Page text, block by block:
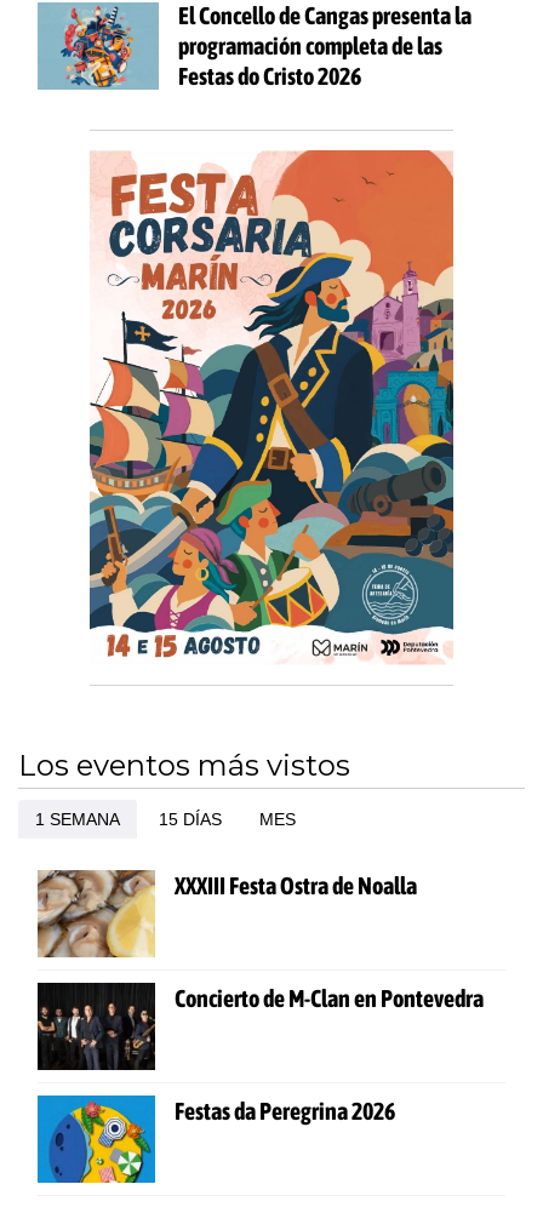
El Concello de Cangas presenta la
programación completa de las
Festas do Cristo 2026
Los eventos más vistos
1 SEMANA 15 DÍAS MES
XXXIII Festa Ostra de Noalla
Concierto de M-Clan en Pontevedra
Festas da Peregrina 2026